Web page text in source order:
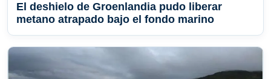
El deshielo de Groenlandia pudo liberar
metano atrapado bajo el fondo marino